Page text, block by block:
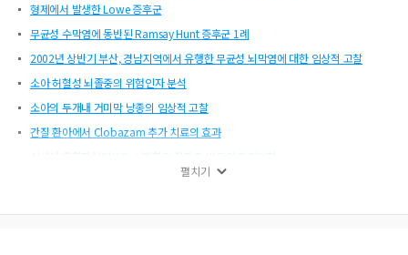
형제에서 발생한 Lowe 증후군
무균성 수막염에 동반된 Ramsay Hunt 증후군 1례
2002년 상반기 부산, 경남지역에서 유행한 무균성 뇌막염에 대한 임상적 고찰
소아 허혈성 뇌졸중의 위험인자 분석
소아의 두개내 거미막 낭종의 임상적 고찰
간질 환아에서 Clobazam 추가 치료의 효과
신생아 중환자실에서의 신경학적 질환의 빈도와 관련인자
펼치기